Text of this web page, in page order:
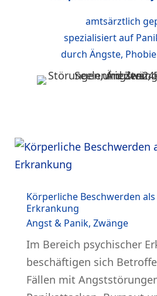
amtsärztlich
spezialisiert auf
durch Ängste,
Körperliche Beschwerden
Erkrankung
Angst & Panik, Zwänge
Im Bereich psychischer
beschäftigen sich
Fällen mit